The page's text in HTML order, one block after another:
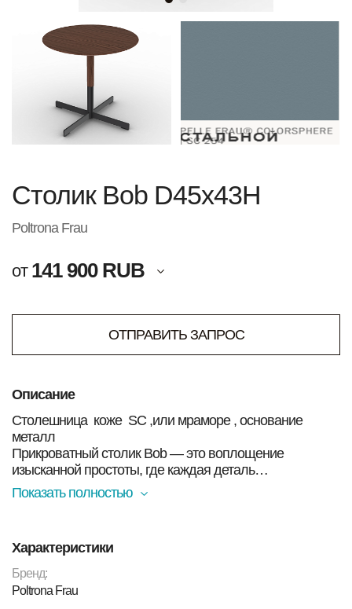
Столик Bob D45х43H
Poltrona Frau
от 141 900 RUB
ОТПРАВИТЬ ЗАПРОС
Описание
Столешница коже SC ,или мраморе , основание
металл
Прикроватный столик Bob — это воплощение
изысканной простоты, где каждая деталь
функциональна. Дизайнер Жан-Мари Массо
напоминающего о стиле Кеннеди.
Показать полностью
Характеристики
Бренд:
Poltrona Frau